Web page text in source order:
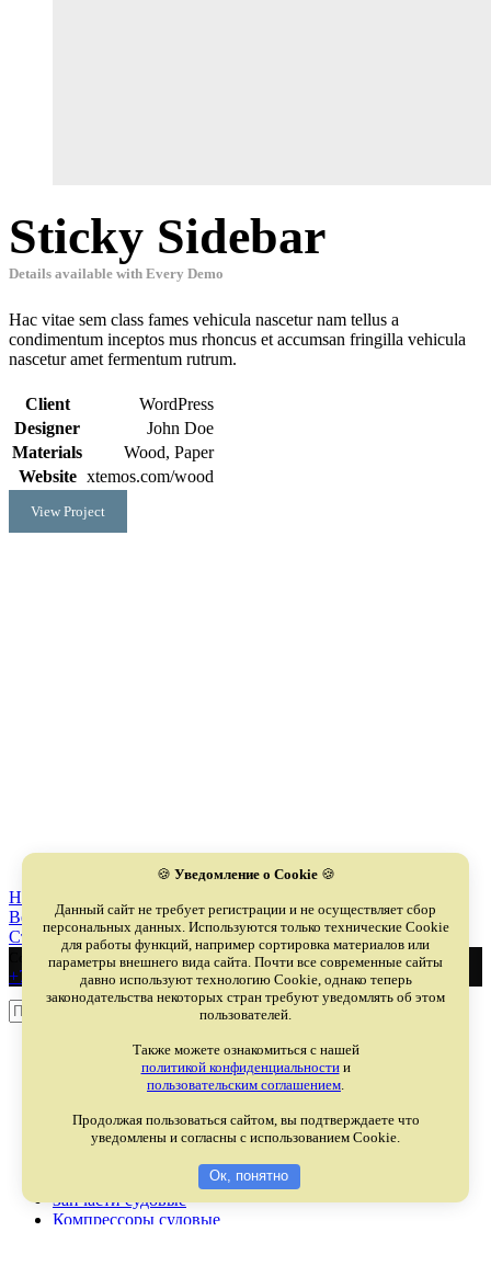
Sticky Sidebar
Details available with Every Demo
Hac vitae sem class fames vehicula nascetur nam tellus a
condimentum inceptos mus rhoncus et accumsan fringilla vehicula
nascetur amet fermentum rutrum.
Client
WordPress
Designer
John Doe
Materials
Wood, Paper
Website xtemos.com/wood
View Project
Новые
Вернуться в список
Старее Leo uteu ullamcorper
Создание сайта - web-prime.ru
+7-(8617)-797-074
Искать
Арматура судовая
Вентиляция судовая
Гидравлика судовая
Запчасти судовые
Компрессоры судовые
🍪 Уведомление о Cookie🍪
Данный сайт не требует регистрации и не осуществляет сбор
персональных данных. Используются только технические Cookie
для работы функций, например сортировка материалов или
параметры внешнего вида сайта. Почти все современные сайты
давно используют технологию Cookie, однако теперь
законодательства некоторых стран требуют уведомлять об этом
пользователей.
Также можете ознакомиться с нашей
политикой конфиденциальностии
пользовательским соглашением
Продолжая пользоваться сайтом, вы подтверждаете что
уведомлены и согласны с использованием Cookie.
Ок, понятно